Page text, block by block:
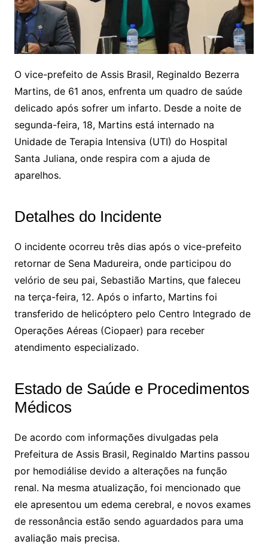
O vice-prefeito de Assis Brasil, Reginaldo Bezerra
Martins, de 61 anos, enfrenta um quadro de saúde
delicado após sofrer um infarto. Desde a noite de
segunda-feira, 18, Martins está internado na
Unidade de Terapia Intensiva (UTI) do Hospital
Santa Juliana, onde respira com a ajuda de
aparelhos.
Detalhes do Incidente
O incidente ocorreu três dias após o vice-prefeito
retornar de Sena Madureira, onde participou do
velório de seu pai, Sebastião Martins, que faleceu
na terça-feira, 12. Após o infarto, Martins foi
transferido de helicóptero pelo Centro Integrado de
Operações Aéreas (Ciopaer) para receber
atendimento especializado.
Estado de Saúde e Procedimentos
Médicos
De acordo com informações divulgadas pela
Prefeitura de Assis Brasil, Reginaldo Martins passou
por hemodiálise devido a alterações na função
renal. Na mesma atualização, foi mencionado que
ele apresentou um edema cerebral, e novos exames
de ressonância estão sendo aguardados para uma
avaliação mais precisa.